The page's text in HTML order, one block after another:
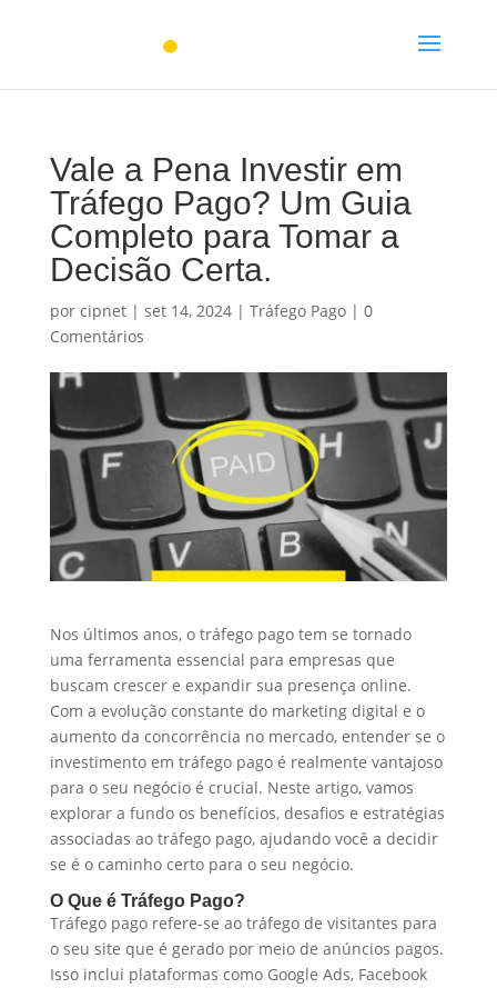
Vale a Pena Investir em
Tráfego Pago? Um Guia
Completo para Tomar a
Decisão Certa.
por cipnet| set 14, 2024| Tráfego Pago| 0
Comentários
Nos últimos anos, o tráfego pago tem se tornado
uma ferramenta essencial para empresas que
buscam crescer e expandir sua presença online.
Com a evolução constante do marketing digital e o
aumento da concorrência no mercado, entender se o
investimento em tráfego pago é realmente vantajoso
para o seu negócio é crucial. Neste artigo, vamos
explorar a fundo os benefícios, desafios e estratégias
associadas ao tráfego pago, ajudando você a decidir
se é o caminho certo para o seu negócio.
O Que é Tráfego Pago?
Tráfego pago refere-se ao tráfego de visitantes para
o seu site que é gerado por meio de anúncios pagos.
Isso inclui plataformas como Google Ads, Facebook